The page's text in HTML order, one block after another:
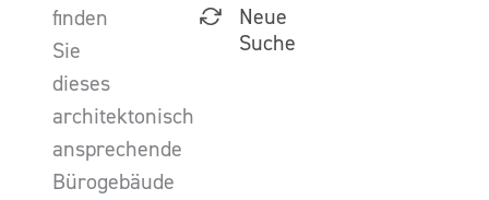
finden
Sie
dieses
architektonisch
ansprechende
Bürogebäude
Neue
Suche